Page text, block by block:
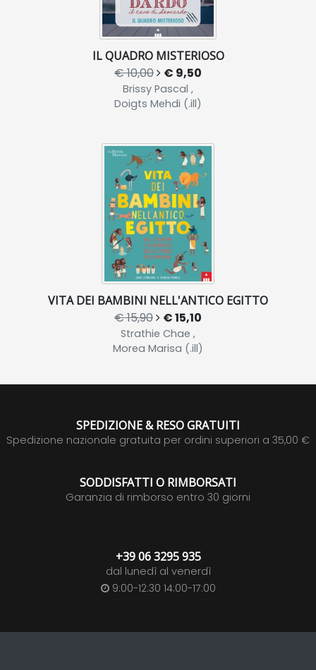
IL QUADRO MISTERIOSO
€ 10,00 € 9,50
Brissy Pascal ,
Doigts Mehdi (.ill)
VITA DEI BAMBINI NELL'ANTICO EGITTO
€ 15,90 € 15,10
Strathie Chae ,
Morea Marisa (.ill)
SPEDIZIONE & RESO GRATUITI
Spedizione nazionale gratuita per ordini superiori a 35,00 €
SODDISFATTI O RIMBORSATI
Garanzia di rimborso entro 30 giorni
+39 06 3295 935
dal lunedì al venerdì
9:00-12:30 14:00-17:00